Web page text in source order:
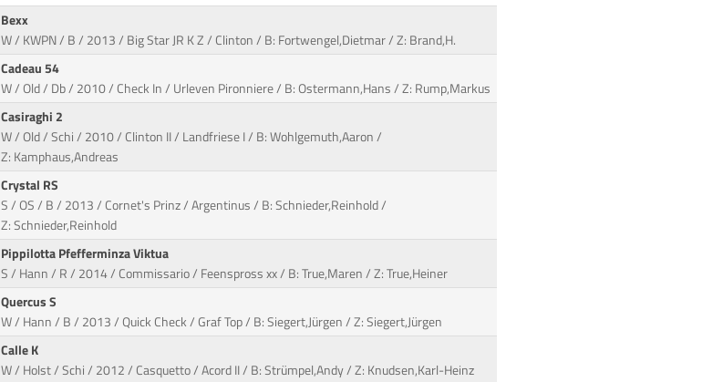
Bexx
W / KWPN / B / 2013 / Big Star JR K Z / Clinton / B: Fortwengel,Dietmar / Z: Brand,H.
Cadeau 54
W / Old / Db / 2010 / Check In / Urleven Pironniere / B: Ostermann,Hans / Z: Rump,Markus
Casiraghi 2
W / Old / Schi / 2010 / Clinton II / Landfriese I / B: Wohlgemuth,Aaron /
Z: Kamphaus,Andreas
Crystal RS
S / OS / B / 2013 / Cornet's Prinz / Argentinus / B: Schnieder,Reinhold /
Z: Schnieder,Reinhold
Pippilotta Pfefferminza Viktua
S / Hann / R / 2014 / Commissario / Feenspross xx / B: True,Maren / Z: True,Heiner
Quercus S
W / Hann / B / 2013 / Quick Check / Graf Top / B: Siegert,Jürgen / Z: Siegert,Jürgen
Calle K
W / Holst / Schi / 2012 / Casquetto / Acord II / B: Strümpel,Andy / Z: Knudsen,Karl-Heinz